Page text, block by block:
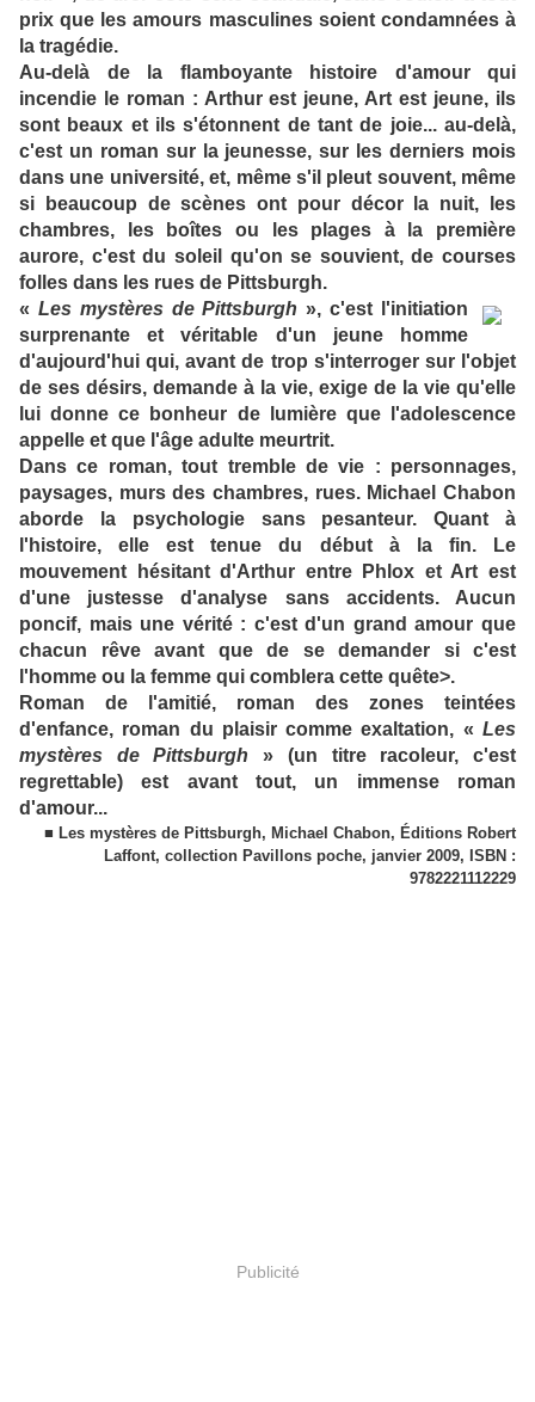
prix que les amours masculines soient condamnées à
la tragédie.
Au-delà de la flamboyante histoire d'amour qui
incendie le roman : Arthur est jeune, Art est jeune, ils
sont beaux et ils s'étonnent de tant de joie... au-delà,
c'est un roman sur la jeunesse, sur les derniers mois
dans une université, et, même s'il pleut souvent, même
si beaucoup de scènes ont pour décor la nuit, les
chambres, les boîtes ou les plages à la première
aurore, c'est du soleil qu'on se souvient, de courses
folles dans les rues de Pittsburgh.
« Les mystères de Pittsburgh », c'est l'initiation
surprenante et véritable d'un jeune homme
d'aujourd'hui qui, avant de trop s'interroger sur l'objet
de ses désirs, demande à la vie, exige de la vie qu'elle
lui donne ce bonheur de lumière que l'adolescence
appelle et que l'âge adulte meurtrit.
Dans ce roman, tout tremble de vie : personnages,
paysages, murs des chambres, rues. Michael Chabon
aborde la psychologie sans pesanteur. Quant à
l'histoire, elle est tenue du début à la fin. Le
mouvement hésitant d'Arthur entre Phlox et Art est
d'une justesse d'analyse sans accidents. Aucun
poncif, mais une vérité : c'est d'un grand amour que
chacun rêve avant que de se demander si c'est
l'homme ou la femme qui comblera cette quête>.
Roman de l'amitié, roman des zones teintées
d'enfance, roman du plaisir comme exaltation, « Les
mystères de Pittsburgh » (un titre racoleur, c'est
regrettable) est avant tout, un immense roman
d'amour...
■ Les mystères de Pittsburgh, Michael Chabon, Éditions Robert
Laffont, collection Pavillons poche, janvier 2009, ISBN :
9782221112229
Publicité